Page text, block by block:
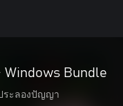
Windows Bundle
ระลองปัญญา